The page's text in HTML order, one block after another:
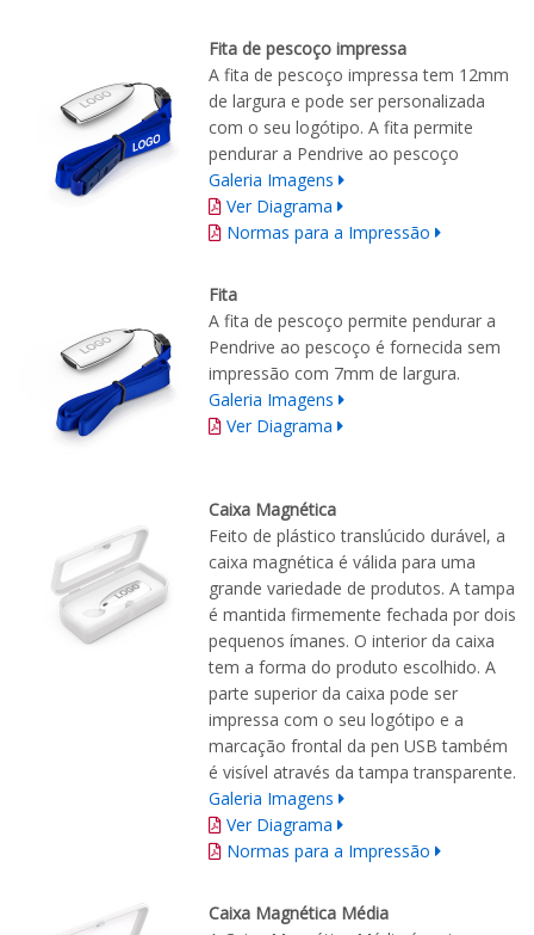
Fita de pescoço impressa
A fita de pescoço impressa tem 12mm
de largura e pode ser personalizada
com o seu logótipo. A fita permite
pendurar a Pendrive ao pescoço
Galeria Imagens
Ver Diagrama
Normas para a Impressão
Fita
A fita de pescoço permite pendurar a
Pendrive ao pescoço é fornecida sem
impressão com 7mm de largura.
Galeria Imagens
Ver Diagrama
Caixa Magnética
Feito de plástico translúcido durável, a
caixa magnética é válida para uma
grande variedade de produtos. A tampa
é mantida firmemente fechada por dois
pequenos ímanes. O interior da caixa
tem a forma do produto escolhido. A
parte superior da caixa pode ser
impressa com o seu logótipo e a
marcação frontal da pen USB também
é visível através da tampa transparente.
Galeria Imagens
Ver Diagrama
Normas para a Impressão
Caixa Magnética Média